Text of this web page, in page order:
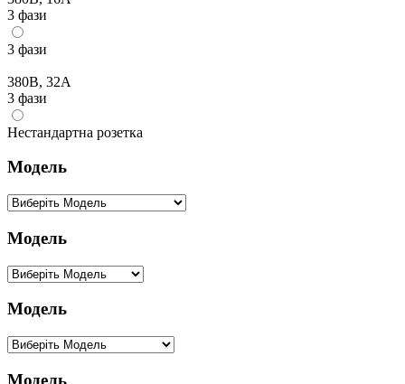
3 фази
3 фази
380В, 32А
3 фази
Нестандартна розетка
Модель
Модель
Модель
Модель